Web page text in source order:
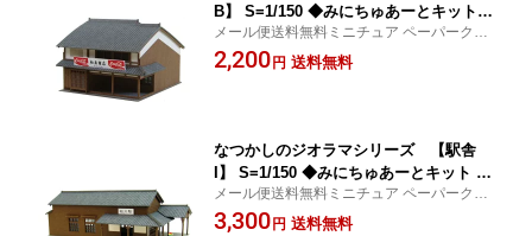
B】 S=1/150 ◆みにちゅあーとキット N
ゲージ 建物 精密 おうち時間 工作 ミニ
チュア インテリア
メール便送料無料ミニチュア ペーパークラ
フト
2,200 円 送料無料
なつかしのジオラマシリーズ 【駅舎
I】 S=1/150 ◆みにちゅあーとキット N
ゲージ 建物 精密 おうち時間 工作 ミニ
チュア インテリア
メール便送料無料ミニチュア ペーパークラ
フト
3,300 円 送料無料